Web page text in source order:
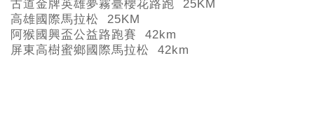
古道金牌英雄夢霧臺櫻花路跑 25KM
高雄國際馬拉松 25KM
阿猴國興盃公益路跑賽 42km
屏東高樹蜜鄉國際馬拉松 42km